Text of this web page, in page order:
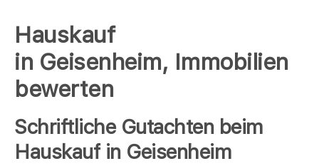
Hauskauf
in Geisenheim, Immobilien
bewerten
Schriftliche Gutachten beim
Hauskauf in Geisenheim